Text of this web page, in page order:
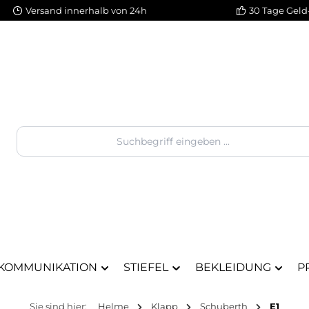
Versand innerhalb von 24h 30 Tage
STIEFEL BEKLEIDUNG
Sie sind hier: Helme Klapp Schuberth E1